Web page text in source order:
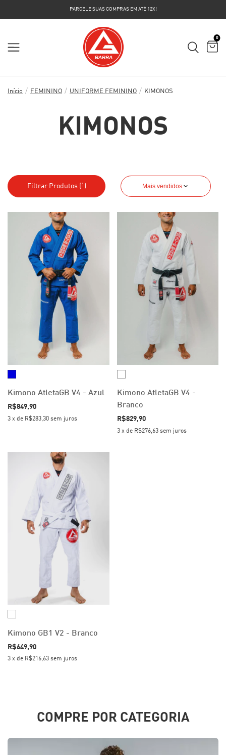
PARCELE SUAS COMPRAS EM ATÉ 12X!
0
Início / FEMININO / UNIFORME FEMININO / KIMONOS
KIMONOS
Filtrar Produtos (1 ) Mais vendidos
Kimono AtletaGB V4 - Azul
R$849,90
3 x de R$283,30 sem juros
Kimono AtletaGB V4 -
Branco
R$829,90
3 x de R$276,63 sem juros
Kimono GB1 V2 - Branco
R$649,90
3 x de R$216,63 sem juros
COMPRE POR CATEGORIA